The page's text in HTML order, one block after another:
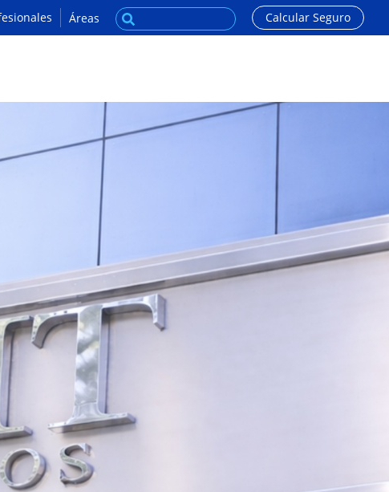
Áreas Calcular Seguro